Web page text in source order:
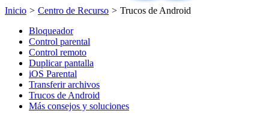
Inicio > Centro de Recurso > Trucos de Android
Bloqueador
Control parental
Control remoto
Duplicar pantalla
iOS Parental
Transferir archivos
Trucos de Android
Más consejos y soluciones